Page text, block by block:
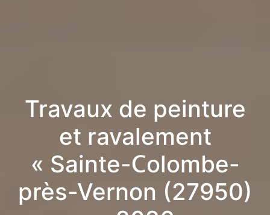
Travaux de peinture
et ravalement
« Sainte-Colombe-
près-Vernon (27950)